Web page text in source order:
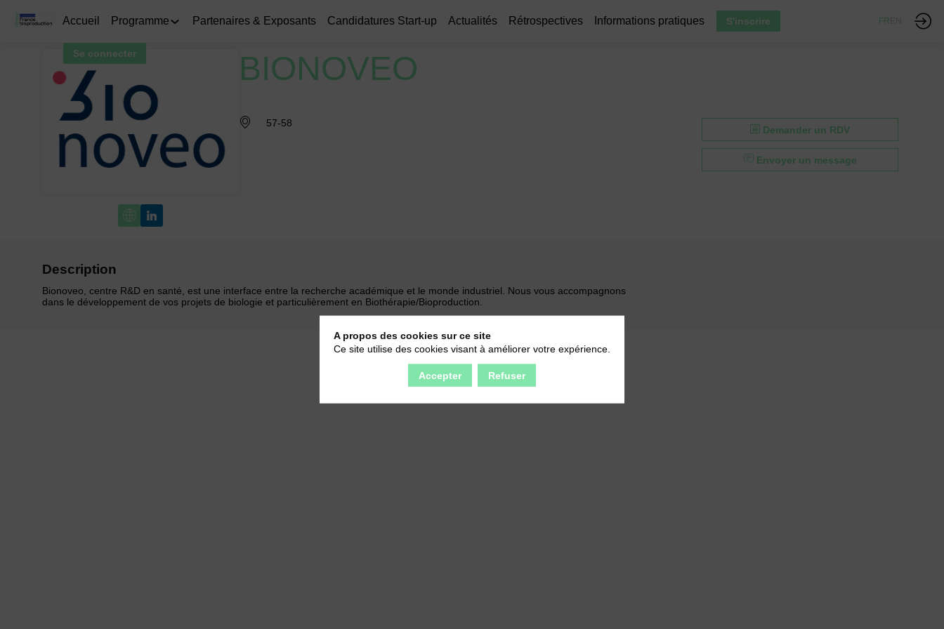
Accueil Programme Partenaires & Exposants Candidatures Start-up Actualités Rétrospectives Informations pratiques S'inscrire
Se connecter
FR
Demander un RDV
Envoyer un message
BIONOVEO
57-58
Description
Bionoveo, centre R&D en santé, est une interface entre la recherche académique et le monde industriel. Nous vous accompagnons
dans le développement de vos projets de biologie et particulièrement en Biothérapie/Bioproduction.
A propos des cookies sur ce site
Ce site utilise des cookies visant à améliorer votre expérience.
Accepter Refuser